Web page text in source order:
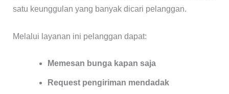
satu keunggulan yang banyak dicari pelanggan.
Melalui layanan ini pelanggan dapat:
Memesan bunga kapan saja
Request pengiriman mendadak